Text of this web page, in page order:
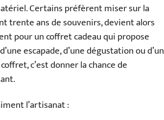
Certains préfèrent miser sur la
trente ans de souvenirs, devient alors
pour un coffret cadeau qui propose
escapade, d’une dégustation ou d’un
c’est donner la chance de
l’artisanat :